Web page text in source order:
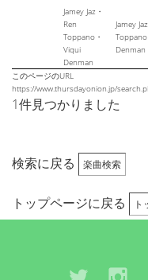
Jamey Jaz・
Ren
Toppano・
Viqui
Denman
Jamey
Denman
このページのURL
https://www.thursdayonion.jp/
1件見つかりました
検索に戻る 楽曲検索
トップページに戻る ト